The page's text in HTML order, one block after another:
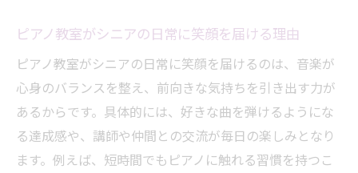
ピアノ教室がシニアの継続を後押しする工
夫
ピアノ教室選びがシニアの生きがいを広げる理
由
ピアノ教室選びでシニアの生きがいが広が
る仕組み
ピアノ教室がシニアの日常に笑顔を届ける理由
ピアノ教室がシニアの日常に笑顔を届けるのは、音楽が
心身のバランスを整え、前向きな気持ちを引き出す力が
あるからです。具体的には、好きな曲を弾けるようにな
る達成感や、講師や仲間との交流が毎日の楽しみとなり
ます。例えば、短時間でもピアノに触れる習慣を持つこ